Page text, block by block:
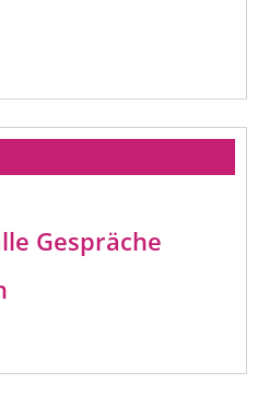
Gespräche